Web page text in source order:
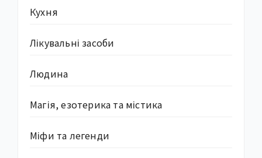
Кухня
Лікувальні засоби
Людина
Магія, езотерика та містика
Міфи та легенди